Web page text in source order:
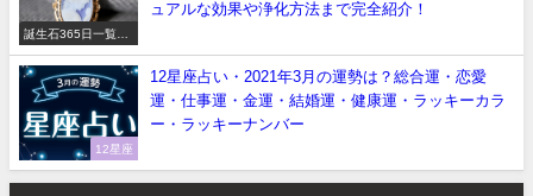
誕生石365日一覧
【正しい意味や石言
葉】
ュアルな効果や浄化方法まで完全紹介！
12星座
12星座占い・2021年3月の運勢は？総合運・恋愛
運・仕事運・金運・結婚運・健康運・ラッキーカラ
ー・ラッキーナンバー